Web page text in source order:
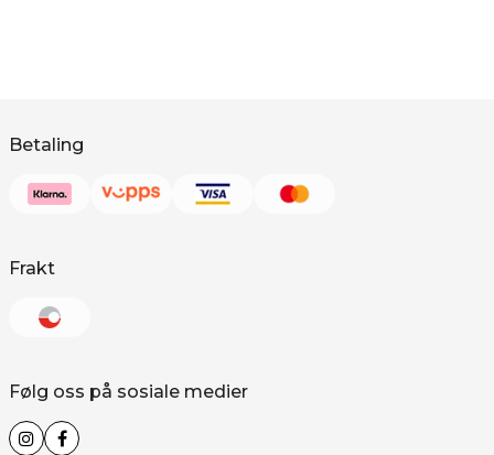
Betaling
Frakt
Følg oss på sosiale medier